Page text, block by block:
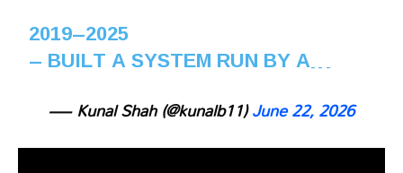
2019–2025
– BUILT A SYSTEM RUN BY A…
— Kunal Shah (@kunalb11)June 22, 2026